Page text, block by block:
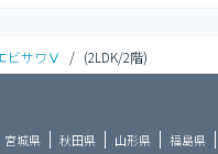
ビサワⅤ / (2LDK/2階)
宮城県 秋田県 山形県 福島県